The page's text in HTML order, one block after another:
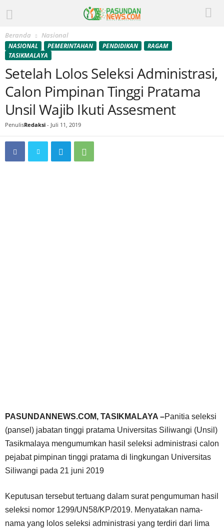
Beranda Nasional
NASIONAL PEMERINTAHAN PENDIDIKAN
RAGAM
TASIKMALAYA
Setelah Lolos Seleksi Administrasi,
Calon Pimpinan Tinggi Pratama
Unsil Wajib Ikuti Assesment
PenulisRedaksi - Juli 11, 2019
PASUNDANNEWS.COM, TASIKMALAYA –Panitia seleksi
(pansel) jabatan tinggi pratama Universitas Siliwangi (Unsil)
Tasikmalaya mengumumkan hasil seleksi administrasi calon
pejabat pimpinan tinggi pratama di lingkungan Universitas
Siliwangi pada 21 juni 2019
Keputusan tersebut tertuang dalam surat pengumuman hasil
seleksi nomor 1299/UN58/KP/2019. Menyatakan nama-
nama yang lolos seleksi administrasi yang terdiri dari lima